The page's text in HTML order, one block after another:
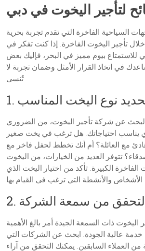
لتأجير اليخوت في دبي
السياحية الفاخرة التي تقدم تجربة بحرية
خلال تأجير اليخوت الفاخرة. إذا كنت تفكر في
للاستمتاع بيوم مميز في البحر، فإليك بعض
في اتخاذ القرار الأمثل وضمان تجربة لا
تُنسى.
تحديد نوع اليخت المناسب
عن شركة تأجير اليخوت، من الضروري
يناسب احتياجاتك. هل ترغب في يخت صغير
مع العائلة؟ أم أنك تخطط لحفل فاخر مع
تتوفر العديد من الخيارات، من اليخوت
الفاخرة الكبيرة. تأكد من اختيار اليخت الذي
التحقق من سمعة الشركة
اليخوت ذات السمعة الجيدة أمر بالغ الأهمية
عالية الجودة. ابحث عن الشركات التي
من العملاء السابقين. يمكنك التحقق من آراء